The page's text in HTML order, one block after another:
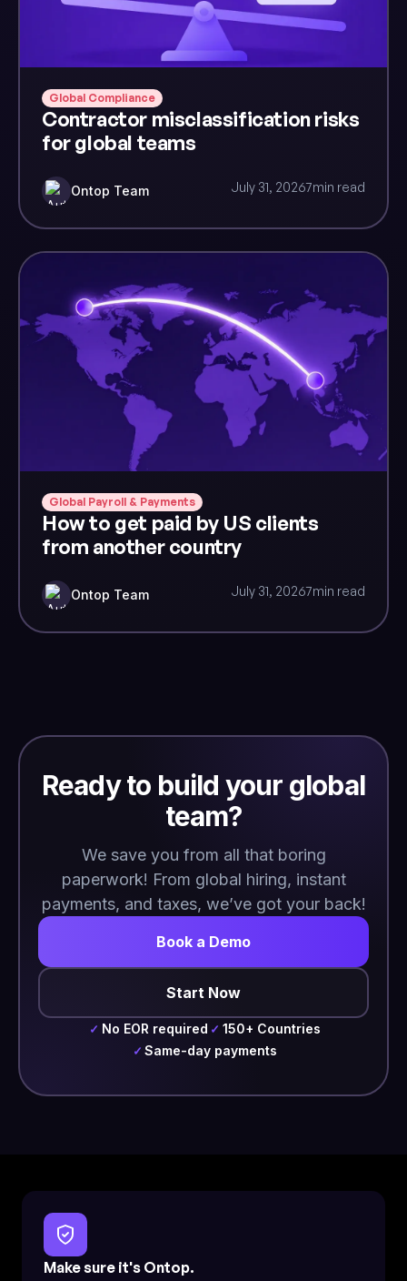
Global Compliance
Contractor misclassification risks
for global teams
Ontop Team July 31, 20267min read
Global Payroll & Payments
How to get paid by US clients
from another country
Ontop Team July 31, 20267min read
Ready to build your global
team?
We save you from all that boring
paperwork! From global hiring, instant
payments, and taxes, we’ve got your back!
Book a Demo
Start Now
✓ No EOR required ✓ 150+ Countries
✓ Same-day payments
Make sure it's Ontop.